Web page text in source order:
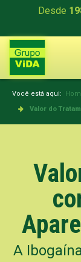
Desde
Você está aqui:
Valor do
A